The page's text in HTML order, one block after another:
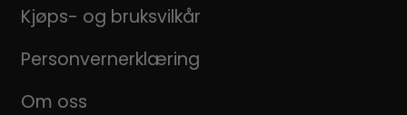
Kjøps- og bruksvilkår
Personvernerklæring
Om oss